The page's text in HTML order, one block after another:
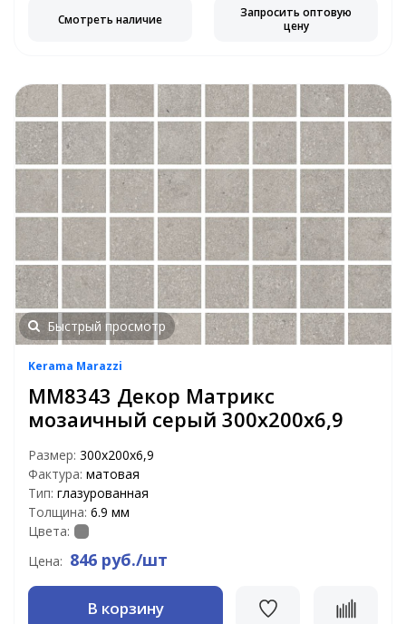
Смотреть наличие
Запросить оптовую
цену
Быстрый просмотр
Kerama Marazzi
MM8343 Декор Матрикс
мозаичный серый 300х200х6,9
Размер: 300х200х6,9
Фактура: матовая
Тип: глазурованная
Толщина: 6.9 мм
Цвета:
Цена: 846 руб./шт
В корзину